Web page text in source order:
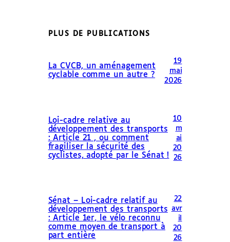
PLUS DE PUBLICATIONS
La CVCB, un aménagement
cyclable comme un autre ?
19
mai
2026
Loi-cadre relative au
développement des transports
: Article 21 , ou comment
fragiliser la sécurité des
cyclistes, adopté par le Sénat !
10
m
ai
20
26
Sénat – Loi-cadre relatif au
développement des transports
: Article 1er, le vélo reconnu
comme moyen de transport à
part entière
22
avr
il
20
26